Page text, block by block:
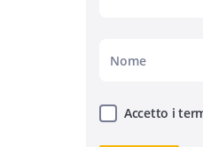
Accetto i